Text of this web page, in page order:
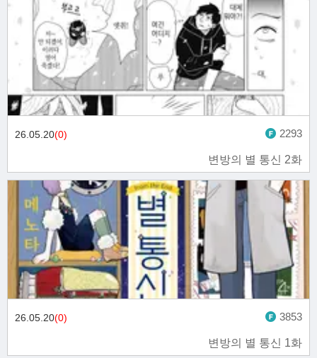
변방의 별 통신 2화
26.05.20(0) 2293
변방의 별 통신 1화
26.05.20(0) 3853